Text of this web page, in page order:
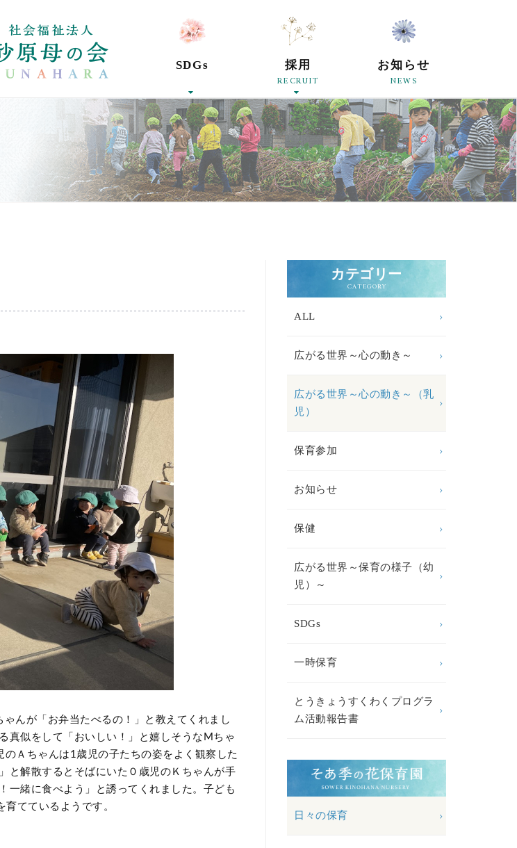
社会福祉法人砂原母の会
SDGs 採用
RECRUIT
お知らせ
NEWS
カテゴリー
CATEGORY
ALL
広がる世界～心の動き～
広がる世界～心の動き～（乳
児）
保育参加
お知らせ
保健
広がる世界～保育の様子（幼
児）～
SDGs
一時保育
とうきょうすくわくプログラ
ム活動報告書
日々の保育
んが「お弁当たべるの！」と教えてくれまし
真似をして「おいしい！」と嬉しそうなMちゃ
Ａちゃんは1歳児の子たちの姿をよく観察した
と解散するとそばにいた０歳児のＫちゃんが手
一緒に食べよう」と誘ってくれました。子ども
てているようです。